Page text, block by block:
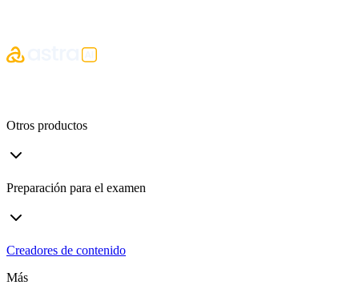
Otros productos
Preparación para el examen
Creadores de contenido
Más